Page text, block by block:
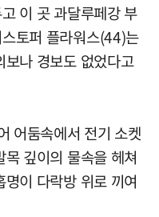
이 곳 과달루페강 부
토퍼 플라워스(44)는
나 경보도 없었다고
어둠속에서 전기 소켓
깊이의 물속을 헤쳐
이 다락방 위로 끼여